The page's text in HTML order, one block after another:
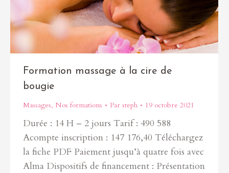
Formation massage à la cire de
bougie
Massages, Nos formations Par steph 19 octobre 2021
Durée : 14 H – 2 jours Tarif : 490 588
Acompte inscription : 147 176,40 Téléchargez
la fiche PDF Paiement jusqu’à quatre fois avec
Alma Dispositifs de financement : Présentation